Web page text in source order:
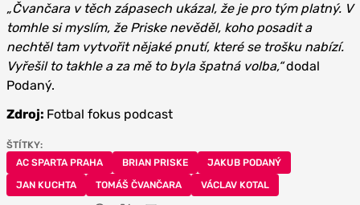
„Čvančara v těch zápasech ukázal, že je pro tým platný. V
tomhle si myslím, že Priske nevěděl, koho posadit a
nechtěl tam vytvořit nějaké pnutí, které se trošku nabízí.
Vyřešil to takhle a za mě to byla špatná volba,“dodal
Podaný.
Zdroj: Fotbal fokus podcast
ŠTÍTKY:
AC SPARTA PRAHA
BRIAN PRISKE
JAKUB PODANÝ
JAN KUCHTA
TOMÁŠ ČVANČARA VÁCLAV KOTAL